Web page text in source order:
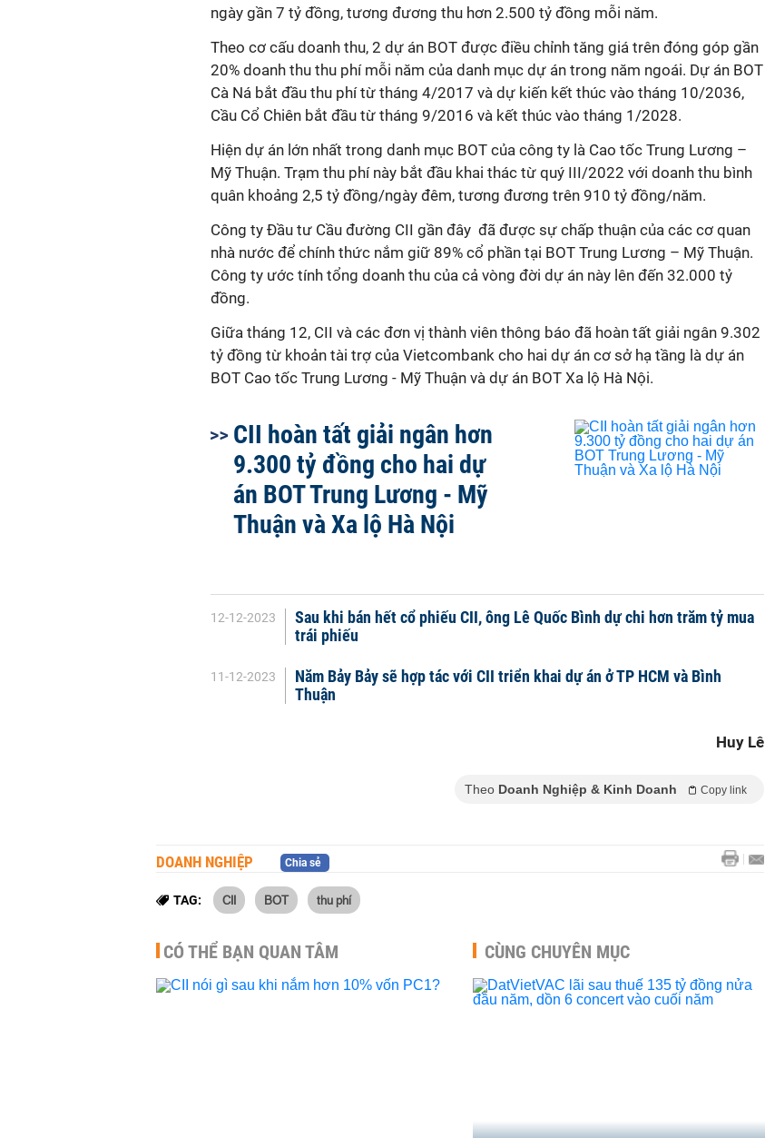
ngày gần 7 tỷ đồng, tương đương thu hơn 2.500 tỷ đồng mỗi năm.
Theo cơ cấu doanh thu, 2 dự án BOT được điều chỉnh tăng giá trên đóng góp gần
20% doanh thu thu phí mỗi năm của danh mục dự án trong năm ngoái. Dự án BOT
Cà Ná bắt đầu thu phí từ tháng 4/2017 và dự kiến kết thúc vào tháng 10/2036,
Cầu Cổ Chiên bắt đầu từ tháng 9/2016 và kết thúc vào tháng 1/2028.
Hiện dự án lớn nhất trong danh mục BOT của công ty là Cao tốc Trung Lương –
Mỹ Thuận. Trạm thu phí này bắt đầu khai thác từ quý III/2022 với doanh thu bình
quân khoảng 2,5 tỷ đồng/ngày đêm, tương đương trên 910 tỷ đồng/năm.
Công ty Đầu tư Cầu đường CII gần đây đã được sự chấp thuận của các cơ quan
nhà nước để chính thức nắm giữ 89% cổ phần tại BOT Trung Lương – Mỹ Thuận.
Công ty ước tính tổng doanh thu của cả vòng đời dự án này lên đến 32.000 tỷ
đồng.
Giữa tháng 12, CII và các đơn vị thành viên thông báo đã hoàn tất giải ngân 9.302
tỷ đồng từ khoản tài trợ của Vietcombank cho hai dự án cơ sở hạ tầng là dự án
BOT Cao tốc Trung Lương - Mỹ Thuận và dự án BOT Xa lộ Hà Nội.
CII hoàn tất giải ngân hơn
9.300 tỷ đồng cho hai dự
án BOT Trung Lương - Mỹ
Thuận và Xa lộ Hà Nội
12-12-2023
Sau khi bán hết cổ phiếu CII, ông Lê Quốc Bình dự chi hơn trăm tỷ mua
trái phiếu
11-12-2023
Năm Bảy Bảy sẽ hợp tác với CII triển khai dự án ở TP HCM và Bình
Thuận
Huy Lê
Theo Doanh Nghiệp & Kinh Doanh Copy link
DOANH NGHIỆP Chia sẻ
TAG: CII BOT thu phí
CÓ THỂ BẠN QUAN TÂM CÙNG CHUYÊN MỤC